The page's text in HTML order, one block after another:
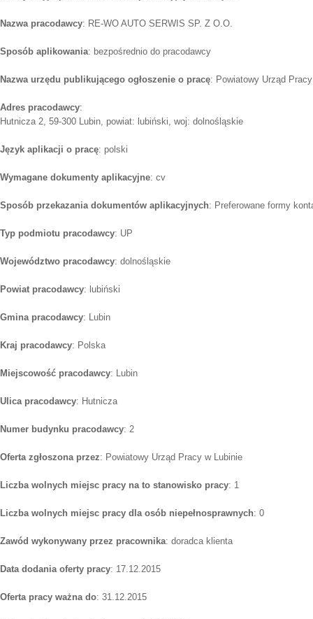
Nazwa pracodawcy: RE-WO AUTO SERWIS SP. Z O.O.
Sposób aplikowania: bezpośrednio do pracodawcy
Nazwa urzędu publikującego ogłoszenie o pracę: Powiatowy Urząd
Adres pracodawcy:
Hutnicza 2, 59-300 Lubin, powiat: lubiński, woj: dolnośląskie
Język aplikacji o pracę: polski
Wymagane dokumenty aplikacyjne: cv
Sposób przekazania dokumentów aplikacyjnych: Preferowane formy
Typ podmiotu pracodawcy: UP
Województwo pracodawcy: dolnośląskie
Powiat pracodawcy: lubiński
Gmina pracodawcy: Lubin
Kraj pracodawcy: Polska
Miejscowość pracodawcy: Lubin
Ulica pracodawcy: Hutnicza
Numer budynku pracodawcy: 2
Oferta zgłoszona przez: Powiatowy Urząd Pracy w Lubinie
Liczba wolnych miejsc pracy na to stanowisko pracy: 1
Liczba wolnych miejsc pracy dla osób niepełnosprawnych: 0
Zawód wykonywany przez pracownika: doradca klienta
Data dodania oferty pracy: 17.12.2015
Oferta pracy ważna do: 31.12.2015